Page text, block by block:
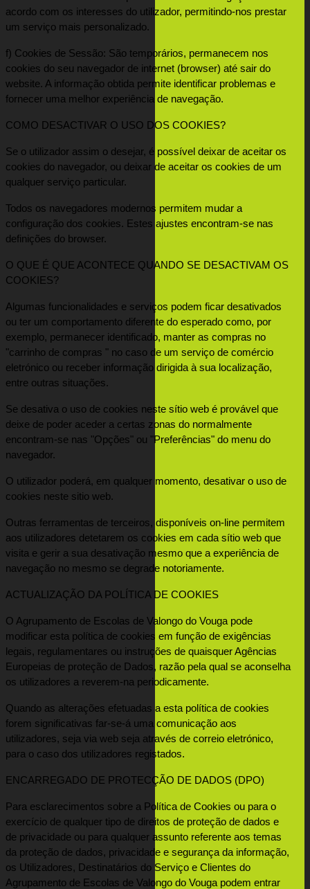
acordo com os interesses do utilizador, permitindo-nos prestar
um serviço mais personalizado.
f) Cookies de Sessão: São temporários, permanecem nos
cookies do seu navegador de internet (browser) até sair do
website. A informação obtida permite identificar problemas e
fornecer uma melhor experiência de navegação.
COMO DESACTIVAR O USO DOS COOKIES?
Se o utilizador assim o desejar, é possível deixar de aceitar os
cookies do navegador, ou deixar de aceitar os cookies de um
qualquer serviço particular.
Todos os navegadores modernos permitem mudar a
configuração dos cookies. Estes ajustes encontram-se nas
definições do browser.
O QUE É QUE ACONTECE QUANDO SE DESACTIVAM OS
COOKIES?
Algumas funcionalidades e serviços podem ficar desativados
ou ter um comportamento diferente do esperado como, por
exemplo, permanecer identificado, manter as compras no
"carrinho de compras " no caso de um serviço de comércio
eletrónico ou receber informação dirigida à sua localização,
entre outras situações.
Se desativa o uso de cookies neste sítio web é provável que
deixe de poder aceder a certas zonas do normalmente
encontram-se nas "Opções" ou "Preferências" do menu do
navegador.
O utilizador poderá, em qualquer momento, desativar o uso de
cookies neste sitio web.
Outras ferramentas de terceiros, disponíveis on-line permitem
aos utilizadores detetarem os cookies em cada sítio web que
visita e gerir a sua desativação mesmo que a experiência de
navegação no mesmo se degrade notoriamente.
ACTUALIZAÇÃO DA POLÍTICA DE COOKIES
O Agrupamento de Escolas de Valongo do Vouga pode
modificar esta política de cookies em função de exigências
legais, regulamentares ou instruções de quaisquer Agências
Europeias de proteção de Dados, razão pela qual se aconselha
os utilizadores a reverem-na periodicamente.
Quando as alterações efetuadas a esta política de cookies
forem significativas far-se-á uma comunicação aos
utilizadores, seja via web seja através de correio eletrónico,
para o caso dos utilizadores registados.
ENCARREGADO DE PROTECÇÃO DE DADOS (DPO)
Para esclarecimentos sobre a Política de Cookies ou para o
exercício de qualquer tipo de direitos de proteção de dados e
de privacidade ou para qualquer assunto referente aos temas
da proteção de dados, privacidade e segurança da informação,
os Utilizadores, Destinatários do Serviço e Clientes do
Agrupamento de Escolas de Valongo do Vouga podem entrar